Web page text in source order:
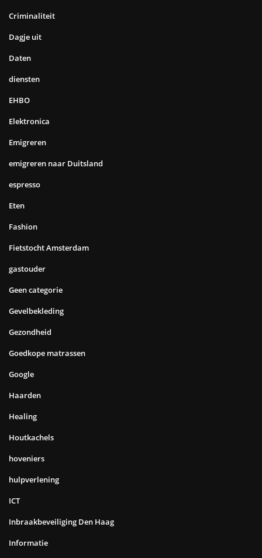
Criminaliteit
Dagje uit
Daten
diensten
EHBO
Elektronica
Emigreren
emigreren naar Duitsland
espresso
Eten
Fashion
Fietstocht Amsterdam
gastouder
Geen categorie
Gevelbekleding
Gezondheid
Goedkope matrassen
Google
Haarden
Healing
Houtkachels
hoveniers
hulpverlening
ICT
Inbraakbeveiliging Den Haag
Informatie